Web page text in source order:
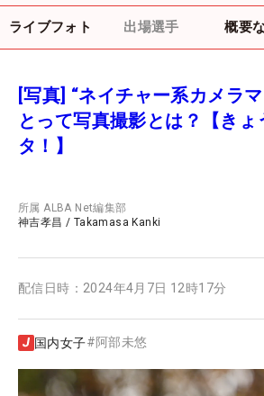
ライブフォト 出場選手 概要
[写真] “ネイチャー系カメラ
とって写真撮影とは？【きょ
タ！】
所属ALBA Net編集部
神吉孝昌 / Takamasa Kanki
配信日時： 2024年4月7日 12時17分
国内女子#阿部未悠